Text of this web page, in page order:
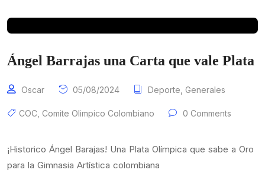
Ángel Barrajas una Carta que vale Plata
Oscar 05/08/2024 Deporte Generales
COC Comite Olimpico Colombiano 0 Comments
¡Historico Ángel Barajas! Una Plata Olímpica que sabe a Oro
para la Gimnasia Artística colombiana